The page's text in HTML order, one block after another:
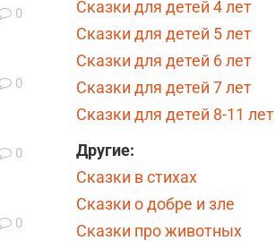
0
0
0
0
Сказки для детей 4 лет
Сказки для детей 5 лет
Сказки для детей 6 лет
Сказки для детей 7 лет
Сказки для детей 8-11 лет
Другие:
Сказки в стихах
Сказки о добре и зле
Сказки про животных